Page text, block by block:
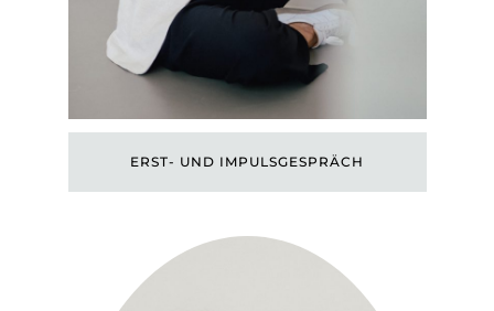
ERST- UND IMPULSGESPRÄCH